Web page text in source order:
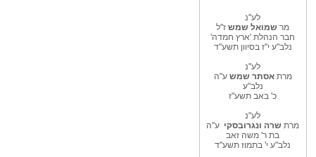
לע"נ
מר שמואל שמש ז"ל
חבר הנהלת 'ארץ חמדה'
נלב"ע י"ז בסיוון תשע"ד
לע"נ
מרתאסתר שמש ע"ה
נלב"ע
כ' באב תשע"ז
לע"נ
מרת שרה ונגרובסקי ע''ה
בת ר' משה זאב
נלב"ע י' בתמוז תשע"ד